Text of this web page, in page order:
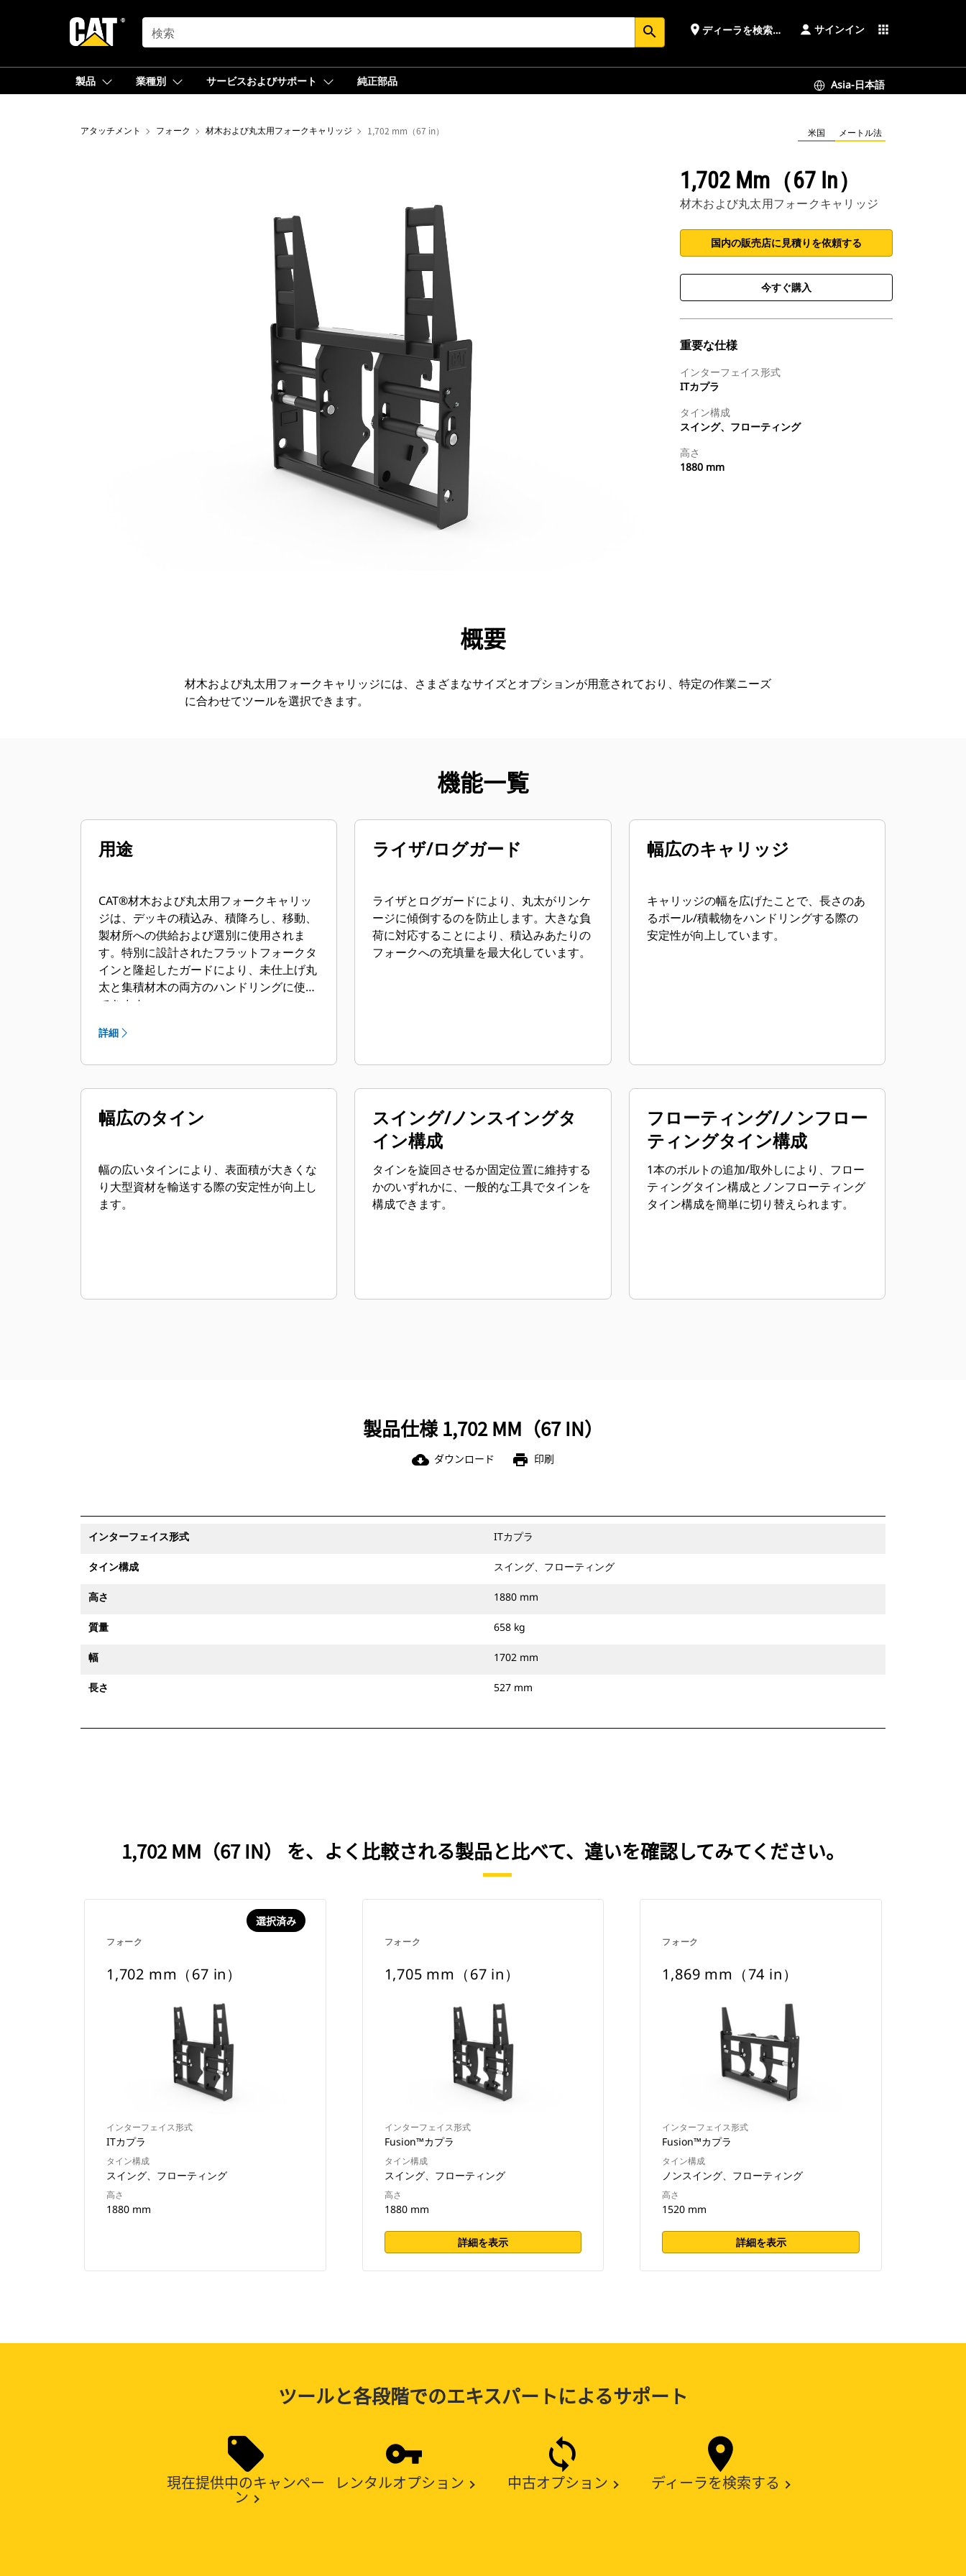
SEARCH search place ディーラを検索する サインイン apps
製品 業種別 サービスおよびサポート 純正部品 Asia-日本語
アタッチメント フォーク 材木および丸太用フォークキャリッジ 1,702 mm（67 in） 米国 メートル法
1,702 Mm（67 In）
材木および丸太用フォークキャリッジ
国内の販売店に見積りを依頼する
今すぐ購入
重要な仕様
インターフェイス形式
ITカプラ
タイン構成
スイング、フローティング
高さ
1880 mm
ツアー
概要
材木および丸太用フォークキャリッジには、さまざまなサイズとオプションが用意されており、特定の作業ニーズ
に合わせてツールを選択できます。
機能一覧
用途
CAT®材木および丸太用フォークキャリッ
ジは、デッキの積込み、積降ろし、移動、
製材所への供給および選別に使用されま
す。特別に設計されたフラットフォークタ
インと隆起したガードにより、未仕上げ丸
太と集積材木の両方のハンドリングに使用
できます。
詳細
ライザ/ログガード
ライザとログガードにより、丸太がリンケ
ージに傾倒するのを防止します。大きな負
荷に対応することにより、積込みあたりの
フォークへの充填量を最大化しています。
幅広のキャリッジ
キャリッジの幅を広げたことで、長さのあ
るポール/積載物をハンドリングする際の
安定性が向上しています。
幅広のタイン
幅の広いタインにより、表面積が大きくな
り大型資材を輸送する際の安定性が向上し
ます。
スイング/ノンスイングタ
イン構成
タインを旋回させるか固定位置に維持する
かのいずれかに、一般的な工具でタインを
構成できます。
フローティング/ノンフロー
ティングタイン構成
1本のボルトの追加/取外しにより、フロー
ティングタイン構成とノンフローティング
タイン構成を簡単に切り替えられます。
製品仕様 1,702 MM（67 IN）
cloud_download ダウンロード print 印刷
インターフェイス形式 ITカプラ
タイン構成 スイング、フローティング
高さ 1880 mm
質量 658 kg
幅 1702 mm
長さ 527 mm
1,702 MM（67 IN） を、よく比較される製品と比べて、違いを確認してみてください。
フォーク
選択済み
1,702 mm（67 in）
インターフェイス形式
ITカプラ
タイン構成
スイング、フローティング
高さ
1880 mm
フォーク
1,705 mm（67 in）
インターフェイス形式
Fusion™カプラ
タイン構成
スイング、フローティング
高さ
1880 mm
詳細を表示
フォーク
1,869 mm（74 in）
インターフェイス形式
Fusion™カプラ
タイン構成
ノンスイング、フローティング
高さ
1520 mm
詳細を表示
ツールと各段階でのエキスパートによるサポート
現在提供中のキャンペー
ン
レンタルオプション 中古オプション ディーラを検索する